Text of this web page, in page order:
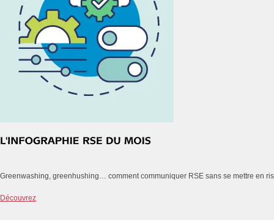
Greenwashing, greenhushing… comment communiquer RSE sans se mettre en
Découvrez